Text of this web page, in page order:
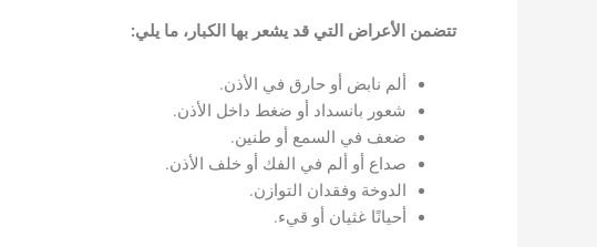
تتضمن الأعراض التي قد يشعر بها الكبار، ما يلي:
ألم نابض أو حارق في الأذن.
شعور بانسداد أو ضغط داخل الأذن.
ضعف في السمع أو طنين.
صداع أو ألم في الفك أو خلف الأذن.
الدوخة وفقدان التوازن.
أحيانًا غثيان أو قيء.